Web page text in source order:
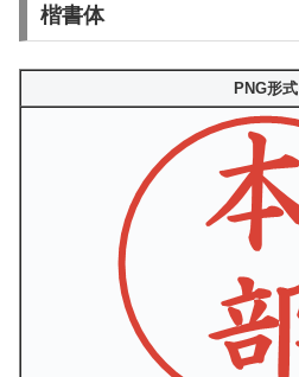
楷書体
PNG形式